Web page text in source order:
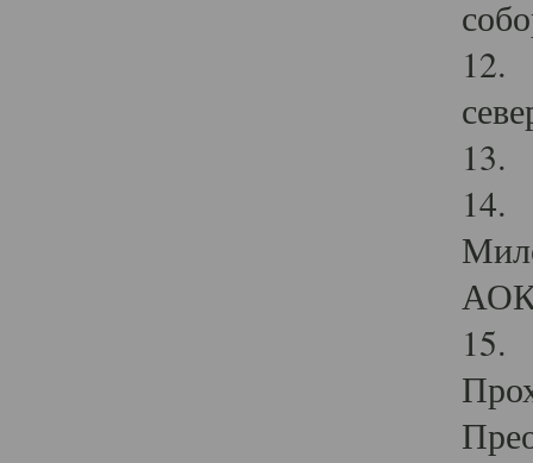
12.
13.
14.
15.